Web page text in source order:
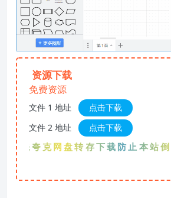
资源下载
免费资源
文件 1 地址
点击下载
文件 2 地址
点击下载
先夸克网盘转存下载防止本站倒闭